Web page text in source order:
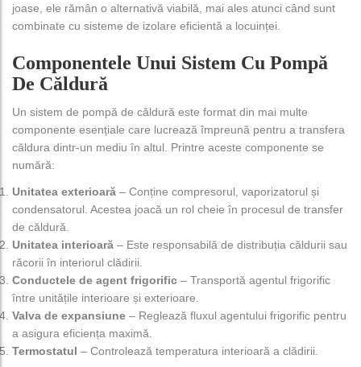
joase, ele rămân o alternativă viabilă, mai ales atunci când sunt
combinate cu sisteme de izolare eficientă a locuinței.
Componentele Unui Sistem Cu Pompă
De Căldură
Un sistem de pompă de căldură este format din mai multe
componente esențiale care lucrează împreună pentru a transfera
căldura dintr-un mediu în altul. Printre aceste componente se
numără:
Unitatea exterioară – Conține compresorul, vaporizatorul și
condensatorul. Acestea joacă un rol cheie în procesul de transfer
de căldură.
Unitatea interioară – Este responsabilă de distribuția căldurii sau
răcorii în interiorul clădirii.
Conductele de agent frigorific – Transportă agentul frigorific
între unitățile interioare și exterioare.
Valva de expansiune – Reglează fluxul agentului frigorific pentru
a asigura eficiența maximă.
Termostatul – Controlează temperatura interioară a clădirii.